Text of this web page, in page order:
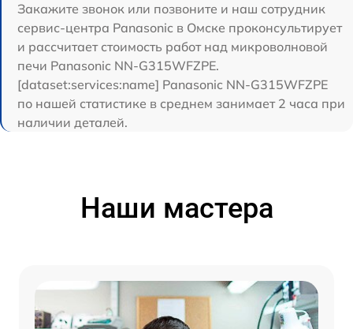
Закажите звонок или позвоните и наш сотрудник
сервис-центра Panasonic в Омске проконсультирует
и рассчитает стоимость работ над микроволновой
печи Panasonic NN-G315WFZPE.
[dataset:services:name] Panasonic NN-G315WFZPE
по нашей статистике в среднем занимает 2 часа при
наличии деталей.
Наши мастера